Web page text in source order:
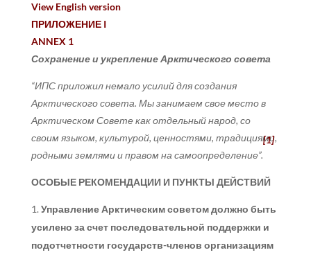
View English version
ПРИЛОЖЕНИЕ I
ANNEX 1
Сохранение и укрепление Арктического совета
“ИПС приложил немало усилий для создания
Арктического совета. Мы занимаем свое место в
Арктическом Совете как отдельный народ, со
своим языком, культурой, ценностями, традициями,
родными землями и правом на самоопределение”.
[1]
ОСОБЫЕ РЕКОМЕНДАЦИИ И ПУНКТЫ ДЕЙСТВИЙ
Управление Арктическим советом должно быть
усилено за счет последовательной поддержки и
подотчетности государств-членов организациям